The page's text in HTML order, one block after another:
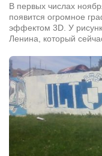
Игорь
Ольга
Евгений
Ольга
Бизнес-партнёры
Здоровье
В первых числах
появится огромное
эффектом 3D. У
Ленина, который